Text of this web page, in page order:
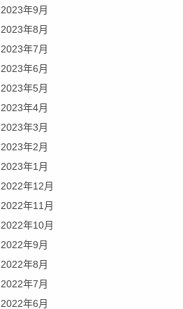
2023年9月
2023年8月
2023年7月
2023年6月
2023年5月
2023年4月
2023年3月
2023年2月
2023年1月
2022年12月
2022年11月
2022年10月
2022年9月
2022年8月
2022年7月
2022年6月